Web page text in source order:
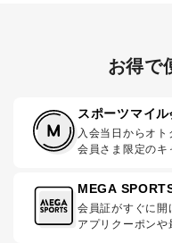
お得で
スポーツマイ
入会当日からオト
会員さま限定のキ
MEGA
会員証がすぐに開
アプリクーポンや